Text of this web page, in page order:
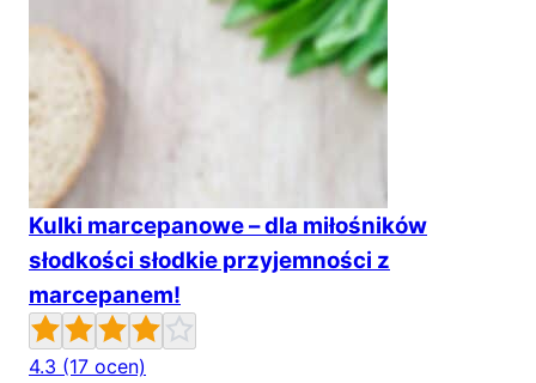
Kulki marcepanowe – dla miłośników
słodkości słodkie przyjemności z
marcepanem!
4.3 (17 ocen)